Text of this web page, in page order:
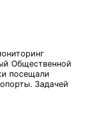
Общественной
посещали
Задачей